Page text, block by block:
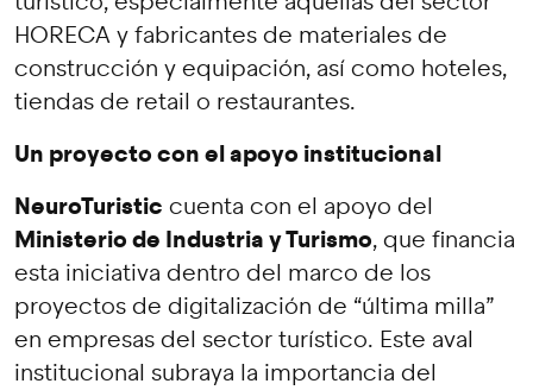
HORECA y fabricantes de materiales de
construcción y equipación, así como hoteles,
tiendas de retail o restaurantes.
Un proyecto con el apoyo institucional
NeuroTuristic cuenta con el apoyo del
Ministerio de Industria y Turismo, que financia
esta iniciativa dentro del marco de los
proyectos de digitalización de “última milla”
en empresas del sector turístico. Este aval
institucional subraya la importancia del